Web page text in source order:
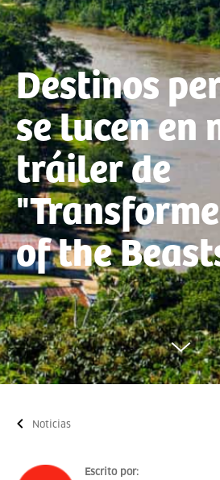
Destinos
se lucen en
tráiler de
of the
Noticias
Escrito por: